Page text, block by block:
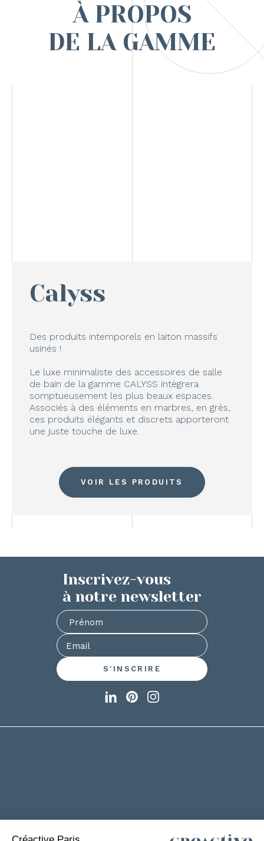
À PROPOS
DE LA GAMME
Calyss
Des produits intemporels en laiton massifs
usinés !
Le luxe minimaliste des accessoires de salle
de bain de la gamme CALYSS intègrera
somptueusement les plus beaux espaces.
Associés à des éléments en marbres, en grès,
ces produits élégants et discrets apporteront
une juste touche de luxe.
VOIR LES PRODUITS
Inscrivez-vous
à notre newsletter